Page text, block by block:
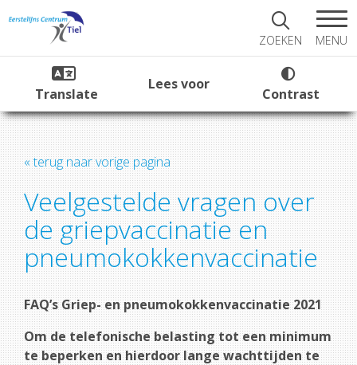
ZOEKEN MENU
Translate
Lees voor
Contrast
« terug naar vorige pagina
Veelgestelde vragen over
de griepvaccinatie en
pneumokokkenvaccinatie
FAQ’s Griep- en pneumokokkenvaccinatie 2021
Om de telefonische belasting tot een minimum
te beperken en hierdoor lange wachttijden te